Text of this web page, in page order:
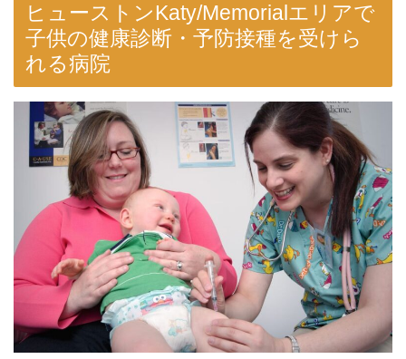
ヒューストンKaty/Memorialエリアで
子供の健康診断・予防接種を受けら
れる病院